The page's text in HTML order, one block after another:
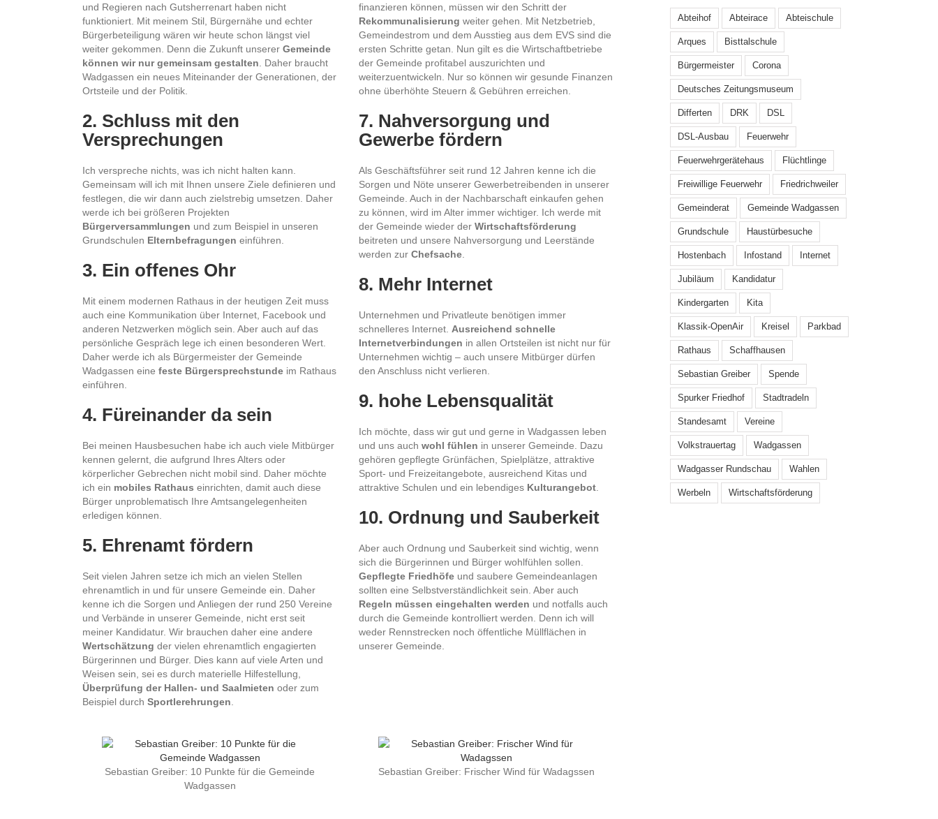
und Regieren nach Gutsherrenart haben nicht
funktioniert. Mit meinem Stil, Bürgernähe und echter
Bürgerbeteiligung wären wir heute schon längst viel
weiter gekommen. Denn die Zukunft unserer Gemeinde
können wir nur gemeinsam gestalten . Daher braucht
Wadgassen ein neues Miteinander der Generationen, der
Ortsteile und der Politik.
2. Schluss mit den
Versprechungen
Ich verspreche nichts, was ich nicht halten kann.
Gemeinsam will ich mit Ihnen unsere Ziele definieren und
festlegen, die wir dann auch zielstrebig umsetzen. Daher
werde ich bei größeren Projekten
Bürgerversammlungen und zum Beispiel in unseren
Grundschulen Elternbefragungen einführen.
3. Ein offenes Ohr
Mit einem modernen Rathaus in der heutigen Zeit muss
auch eine Kommunikation über Internet, Facebook und
anderen Netzwerken möglich sein. Aber auch auf das
persönliche Gespräch lege ich einen besonderen Wert.
Daher werde ich als Bürgermeister der Gemeinde
Wadgassen eine feste Bürgersprechstundeim Rathaus
einführen.
4. Füreinander da sein
Bei meinen Hausbesuchen habe ich auch viele Mitbürger
kennen gelernt, die aufgrund Ihres Alters oder
körperlicher Gebrechen nicht mobil sind. Daher möchte
ich ein mobiles Rathaus einrichten, damit auch diese
Bürger unproblematisch Ihre Amtsangelegenheiten
erledigen können.
5. Ehrenamt fördern
Seit vielen Jahren setze ich mich an vielen Stellen
ehrenamtlich in und für unsere Gemeinde ein. Daher
kenne ich die Sorgen und Anliegen der rund 250 Vereine
und Verbände in unserer Gemeinde, nicht erst seit
meiner Kandidatur. Wir brauchen daher eine andere
Wertschätzung der vielen ehrenamtlich engagierten
Bürgerinnen und Bürger. Dies kann auf viele Arten und
Weisen sein, sei es durch materielle Hilfestellung,
Überprüfung der Hallen- und Saalmieten oder zum
Beispiel durch Sportlerehrungen
finanzieren können, müssen wir den Schritt der
Rekommunalisierung weiter gehen. Mit Netzbetrieb,
Gemeindestrom und dem Ausstieg aus dem EVS sind die
ersten Schritte getan. Nun gilt es die Wirtschaftbetriebe
der Gemeinde profitabel auszurichten und
weiterzuentwickeln. Nur so können wir gesunde Finanzen
ohne überhöhte Steuern & Gebühren erreichen.
7. Nahversorgung und
Gewerbe fördern
Als Geschäftsführer seit rund 12 Jahren kenne ich die
Sorgen und Nöte unserer Gewerbetreibenden in unserer
Gemeinde. Auch in der Nachbarschaft einkaufen gehen
zu können, wird im Alter immer wichtiger. Ich werde mit
der Gemeinde wieder derWirtschaftsförderung
beitreten und unsere Nahversorgung und Leerstände
werden zurChefsache
8. Mehr Internet
Unternehmen und Privatleute benötigen immer
schnelleres Internet. Ausreichend schnelle
Internetverbindungen in allen Ortsteilen ist nicht nur für
Unternehmen wichtig – auch unsere Mitbürger dürfen
den Anschluss nicht verlieren.
9. hohe Lebensqualität
Ich möchte, dass wir gut und gerne in Wadgassen leben
und uns auchwohl fühlen in unserer Gemeinde. Dazu
gehören gepflegte Grünfächen, Spielplätze, attraktive
Sport- und Freizeitangebote, ausreichend Kitas und
attraktive Schulen und ein lebendiges Kulturangebot
10. Ordnung und Sauberkeit
Aber auch Ordnung und Sauberkeit sind wichtig, wenn
sich die Bürgerinnen und Bürger wohlfühlen sollen.
Gepflegte Friedhöfe und saubere Gemeindeanlagen
sollten eine Selbstverständlichkeit sein. Aber auch
Regeln müssen eingehalten werden und notfalls auch
durch die Gemeinde kontrolliert werden. Denn ich will
weder Rennstrecken noch öffentliche Müllflächen in
unserer Gemeinde.
Sebastian Greiber: 10 Punkte für die Gemeinde
Wadgassen
Sebastian Greiber: Frischer Wind für Wadagssen
Abteihof Abteirace Abteischule
Arques Bisttalschule
Bürgermeister Corona
Deutsches Zeitungsmuseum
Differten DRK DSL
DSL-Ausbau Feuerwehr
Feuerwehrgerätehaus Flüchtlinge
Freiwillige Feuerwehr Friedrichweiler
Gemeinderat Gemeinde Wadgassen
Grundschule Haustürbesuche
Hostenbach Infostand Internet
Jubiläum Kandidatur
Kindergarten Kita
Klassik-OpenAir Kreisel Parkbad
Rathaus Schaffhausen
Sebastian Greiber Spende
Spurker Friedhof Stadtradeln
Standesamt Vereine
Volkstrauertag Wadgassen
Wadgasser Rundschau Wahlen
Werbeln Wirtschaftsförderung